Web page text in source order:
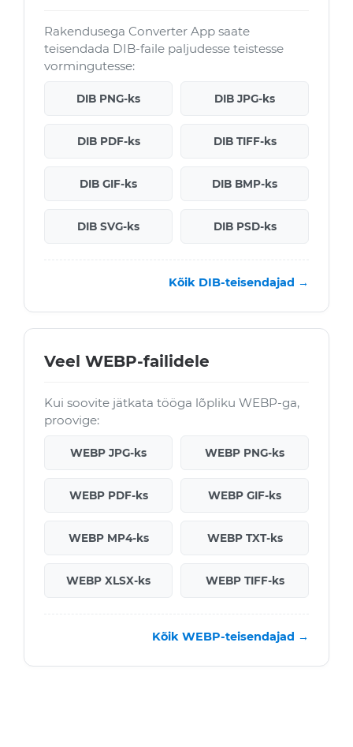
Rakendusega Converter App saate
teisendada DIB-faile paljudesse teistesse
vormingutesse:
DIB PNG-ks DIB JPG-ks
DIB PDF-ks DIB TIFF-ks
DIB GIF-ks DIB BMP-ks
DIB SVG-ks DIB PSD-ks
Kõik DIB-teisendajad →
Veel WEBP-failidele
Kui soovite jätkata tööga lõpliku WEBP-ga,
proovige:
WEBP JPG-ks WEBP PNG-ks
WEBP PDF-ks WEBP GIF-ks
WEBP MP4-ks WEBP TXT-ks
WEBP XLSX-ks WEBP TIFF-ks
Kõik WEBP-teisendajad →